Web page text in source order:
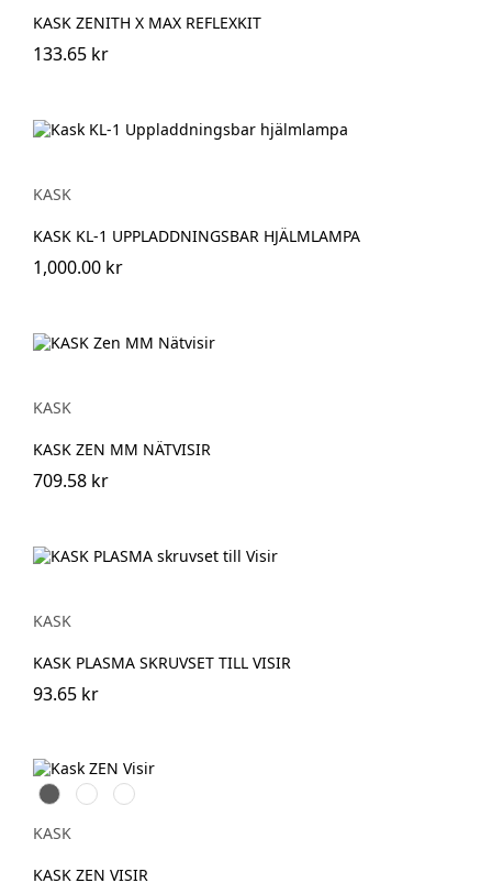
KASK ZENITH X MAX REFLEXKIT
133.65 kr
KASK
KASK KL-1 UPPLADDNINGSBAR HJÄLMLAMPA
1,000.00 kr
KASK
KASK ZEN MM NÄTVISIR
709.58 kr
KASK
KASK PLASMA SKRUVSET TILL VISIR
93.65 kr
Grå SilverKlar
KASK
KASK ZEN VISIR